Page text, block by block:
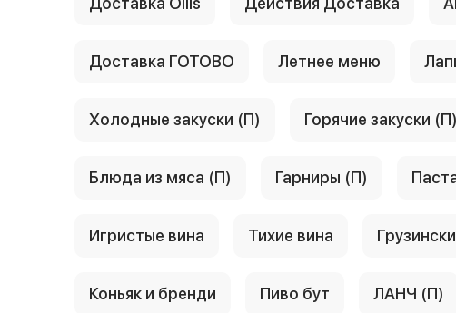
Доставка ГОТОВО Летнее меню
Холодные закуски (П) Горячие закуски (П)
Блюда из мяса (П) Гарниры (П)
Игристые вина Тихие вина
Коньяк и бренди Пиво бут ЛАНЧ (П)